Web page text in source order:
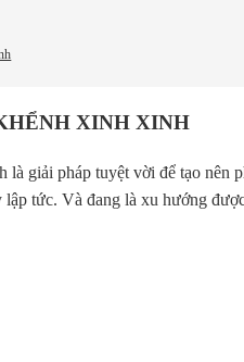
XINH XINH
là giải pháp tuyệt vời để tạo nên
tức. Và đang là xu hướng